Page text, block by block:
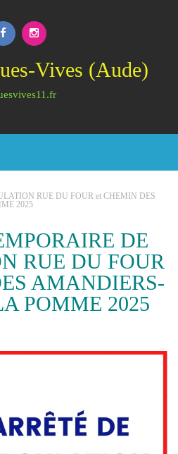
Vives (Aude)
RUE DU FOUR et CHEMIN DES
2025
DE
RUE DU FOUR
AMANDIERS-
POMME 2025